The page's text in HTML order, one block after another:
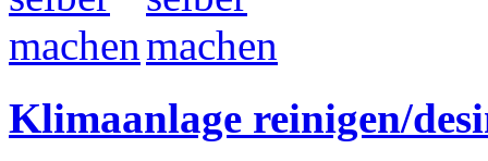
Klimaanlage reinigen/